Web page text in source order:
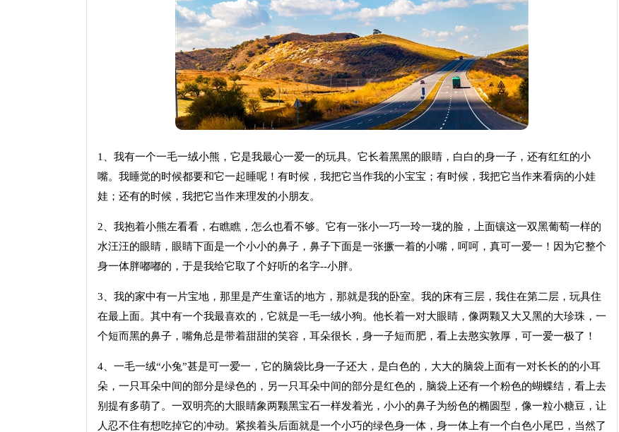
1、我有一个一毛一绒小熊，它是我最心一爱一的玩具。它长着黑黑的眼睛，白白的身一子，还有红红的小
嘴。我睡觉的时候都要和它一起睡呢！有时候，我把它当作我的小宝宝；有时候，我把它当作来看病的小娃
娃；还有的时候，我把它当作来理发的小朋友。
2、我抱着小熊左看看，右瞧瞧，怎么也看不够。它有一张小一巧一玲一珑的脸，上面镶这一双黑葡萄一样的
水汪汪的眼睛，眼睛下面是一个小小的鼻子，鼻子下面是一张撅一着的小嘴，呵呵，真可一爱一！因为它整个
身一体胖嘟嘟的，于是我给它取了个好听的名字--小胖。
3、我的家中有一片宝地，那里是产生童话的地方，那就是我的卧室。我的床有三层，我住在第二层，玩具住
在最上面。其中有一个我最喜欢的，它就是一毛一绒小狗。他长着一对大眼睛，像两颗又大又黑的大珍珠，一
个短而黑的鼻子，嘴角总是带着甜甜的笑容，耳朵很长，身一子短而肥，看上去憨实敦厚，可一爱一极了！
4、一毛一绒“小兔”甚是可一爱一，它的脑袋比身一子还大，是白色的，大大的脑袋上面有一对长长的的小耳
朵，一只耳朵中间的部分是绿色的，另一只耳朵中间的部分是红色的，脑袋上还有一个粉色的蝴蝶结，看上去
别提有多萌了。一双明亮的大眼睛象两颗黑宝石一样发着光，小小的鼻子为纷色的椭圆型，像一粒小糖豆，让
人忍不住有想吃掉它的冲动。紧挨着头后面就是一个小巧的绿色身一体，身一体上有一个白色小尾巴，当然了